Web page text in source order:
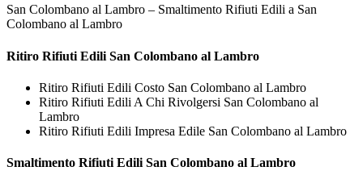
San Colombano al Lambro – Smaltimento Rifiuti Edili a San
Colombano al Lambro
Ritiro Rifiuti Edili San Colombano al Lambro
Ritiro Rifiuti Edili Costo San Colombano al Lambro
Ritiro Rifiuti Edili A Chi Rivolgersi San Colombano al
Lambro
Ritiro Rifiuti Edili Impresa Edile San Colombano al Lambro
Smaltimento Rifiuti Edili San Colombano al Lambro